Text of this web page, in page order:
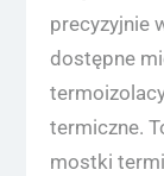
precyzyjnie
dostępne
termiczne.
mostki